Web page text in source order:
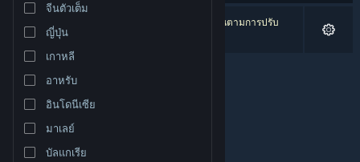
เปลี่ยนภาษา
รับแอป Steam แบบพกพา
ชมเว็บไซต์สำหรับเดสก์ท็อป
จีนตัวเต็ม
ญี่ปุ่น
เกาหลี
อาหรับ
อินโดนีเซีย
มาเลย์
บัลแกเรีย
0 ผลลัพธ์ตรงกับที่คุณค้นหา 4 ผลิตภัณฑ์ได้ถูกละเว้นตามการปรับ
แต่งของคุณ